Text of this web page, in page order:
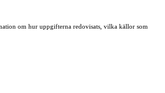
om hur uppgifterna redovisats, vilka källor som